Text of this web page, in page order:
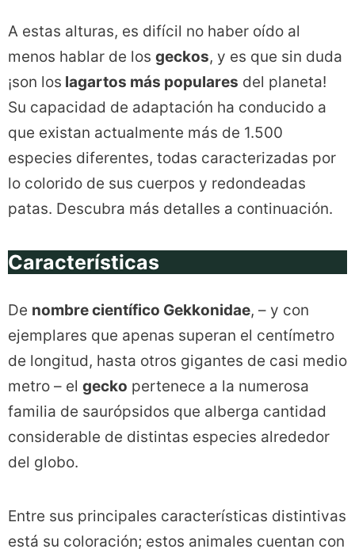
A estas alturas, es difícil no haber oído al
menos hablar de los geckos, y es que sin duda
¡son los lagartos más populares del planeta!
Su capacidad de adaptación ha conducido a
que existan actualmente más de 1.500
especies diferentes, todas caracterizadas por
lo colorido de sus cuerpos y redondeadas
patas. Descubra más detalles a continuación.
Características
De nombre científico Gekkonidae, – y con
ejemplares que apenas superan el centímetro
de longitud, hasta otros gigantes de casi medio
metro – el gecko pertenece a la numerosa
familia de saurópsidos que alberga cantidad
considerable de distintas especies alrededor
del globo.
Entre sus principales características distintivas
está su coloración; estos animales cuentan con